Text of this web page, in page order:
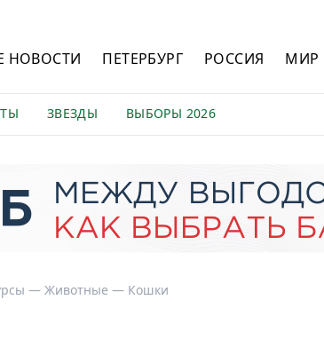
НОВОСТИ ПЕТЕРБУРГ РОССИЯ МИР
ЗВЕЗДЫ ВЫБОРЫ 2026
— Животные — Кошки